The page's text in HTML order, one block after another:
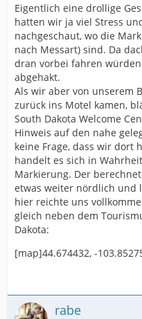
Eigentlich eine drollige
hatten wir ja viel Stress
nachgeschaut, wo die
nach Messart) sind. Da
dran vorbei fahren
abgehakt.
Als wir aber von unserem
zurück ins Motel kamen,
South Dakota Welcome
Hinweis auf den nahe
keine Frage, dass wir dort
handelt es sich in
Markierung. Der
etwas weiter nördlich und
hier reichte uns
gleich neben dem
Dakota:
[map]44.674432, -
rabe